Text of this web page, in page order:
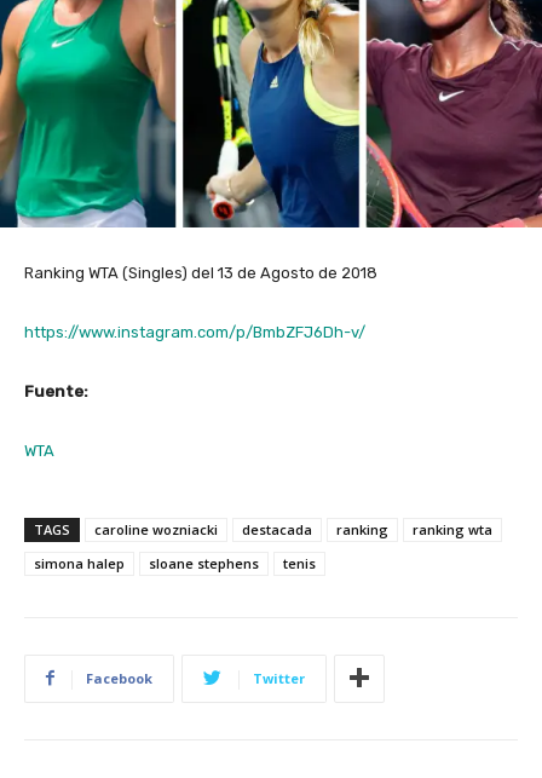
Ranking WTA (Singles) del 13 de Agosto de 2018
https://www.instagram.com/p/BmbZFJ6Dh-v/
Fuente:
WTA
TAGS caroline wozniacki destacada ranking
ranking wta
simona halep
sloane stephens tenis
Facebook Twitter